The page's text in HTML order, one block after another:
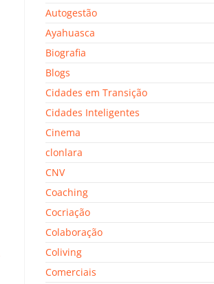
Autogestão
Ayahuasca
Biografia
Blogs
Cidades em Transição
Cidades Inteligentes
Cinema
clonlara
CNV
Coaching
Cocriação
Colaboração
Coliving
Comerciais